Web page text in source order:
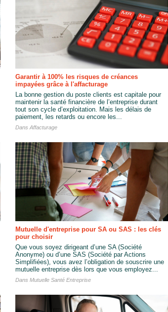
Garantir à 100% les risques de créances
impayées grâce à l'affacturage
La bonne gestion du poste clients est capitale pour
maintenir la santé financière de l’entreprise durant
tout son cycle d’exploitation. Mais les délais de
paiement, les retards ou encore les...
Dans Affacturage
Mutuelle d'entreprise pour SA ou SAS : les clés
pour choisir
Que vous soyez dirigeant d’une SA (Société
Anonyme) ou d’une SAS (Société par Actions
Simplifiées), vous avez l’obligation de souscrire une
mutuelle entreprise dès lors que vous employez...
Dans Mutuelle Santé Entreprise